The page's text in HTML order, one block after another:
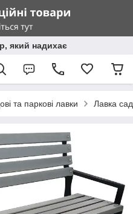
який надихає
та паркові лавки Лавка